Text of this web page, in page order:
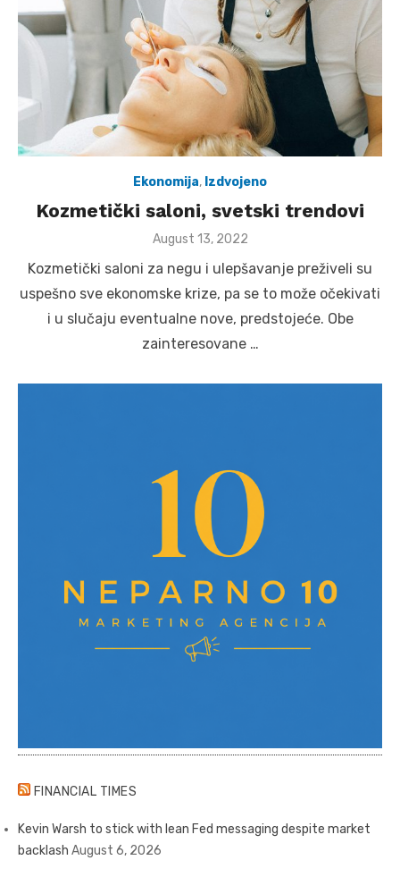
Ekonomija, Izdvojeno
Kozmetički saloni, svetski trendovi
Posted
August 13, 2022
Kozmetički saloni za negu i ulepšavanje preživeli su
uspešno sve ekonomske krize, pa se to može očekivati
i u slučaju eventualne nove, predstojeće. Obe
zainteresovane …
FINANCIAL TIMES
Kevin Warsh to stick with lean Fed messaging despite market
backlash August 6, 2026